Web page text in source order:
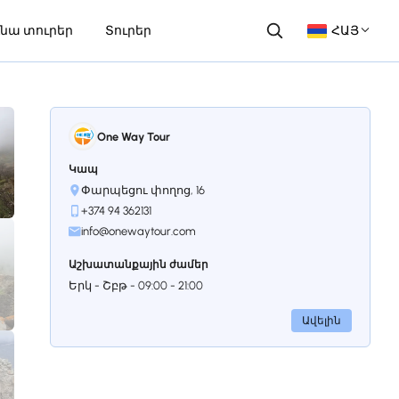
տուրեր Տուրեր ՀԱՅ
One Way Tour
Կապ
Փարպեցու փողոց, 16
+374 94 362131
info@onewaytour.com
Աշխատանքային ժամեր
Երկ - Շբթ - 09:00 - 21:00
Ավելին